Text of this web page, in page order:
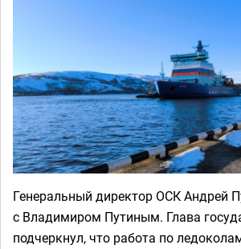
Генеральный директор ОСК Андрей
с Владимиром Путиным. Глава
подчеркнул, что работа по